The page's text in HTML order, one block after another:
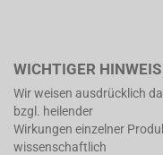
WICHTIGER HINWEIS
Wir weisen ausdrücklich
bzgl. heilender
Wirkungen einzelner
wissenschaftlich